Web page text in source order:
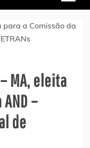
MA, eleita
–
de